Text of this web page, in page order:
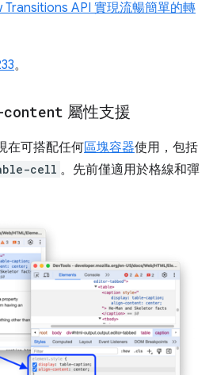
Transitions API 實現流暢簡單的轉
。
屬性支援
在可搭配任何區塊容器使用，包括
cell 。先前僅適用於格線和彈